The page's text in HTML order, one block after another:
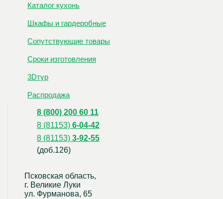
Каталог кухонь
Шкафы и гардеробные
Сопутствующие товары
Сроки изготовления
3Dтур
Распродажа
8 (800) 200 60 11
8 (81153) 6-04-42
8 (81153) 3-92-55
(доб.126)
Псковская область,
г. Великие Луки
ул. Фурманова, 65